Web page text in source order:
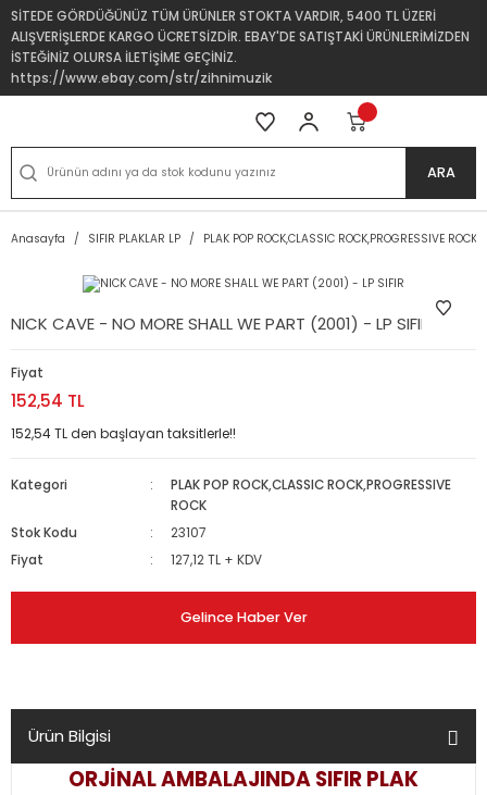
SİTEDE GÖRDÜĞÜNÜZ TÜM ÜRÜNLER STOKTA VARDIR, 5400 TL ÜZERİ
ALIŞVERİŞLERDE KARGO ÜCRETSİZDİR. EBAY'DE SATIŞTAKİ ÜRÜNLERİMİZDEN
İSTEĞİNİZ OLURSA İLETİŞİME GEÇİNİZ.
https://www.ebay.com/str/zihnimuzik
ARA
Anasayfa SIFIR PLAKLAR LP PLAK POP ROCK,CLASSIC ROCK,PROGRESSIVE ROCK
NICK CAVE - NO MORE SHALL WE PART (2001) - LP SIFIR
Fiyat
152,54 TL
152,54 TL den başlayan taksitlerle!!
Kategori
PLAK POP ROCK,CLASSIC ROCK,PROGRESSIVE
ROCK
Stok Kodu
23107
Fiyat
127,12 TL + KDV
Gelince Haber Ver
Ürün Bilgisi
ORJİNAL AMBALAJINDA SIFIR PLAK